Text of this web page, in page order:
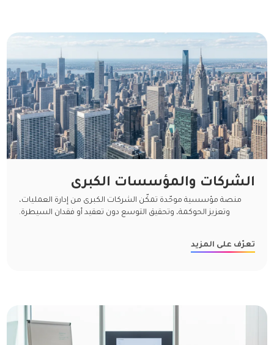
الشركات والمؤسسات الكبرى
منصة مؤسسية موحّدة تمكّن الشركات الكبرى من إدارة العمليات،
وتعزيز الحوكمة، وتحقيق التوسع دون تعقيد أو فقدان السيطرة.
تعرّف على المزيد